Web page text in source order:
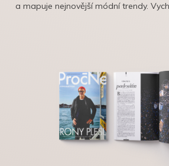
a mapuje nejnovější módní trendy.